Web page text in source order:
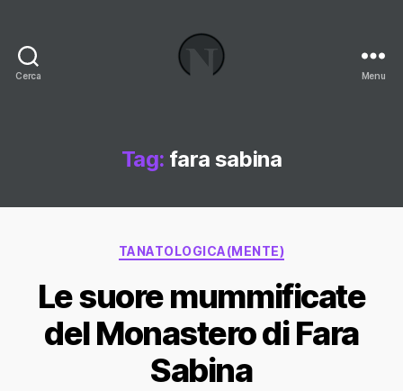
Cerca
Blog
Menu
Tag: fara sabina
Categorie
TANATOLOGICA(MENTE)
Le suore mummificate
del Monastero di Fara
Sabina